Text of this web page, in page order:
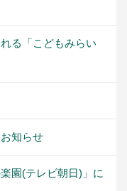
る「こどもみらい
知らせ
園(テレビ朝日)」に